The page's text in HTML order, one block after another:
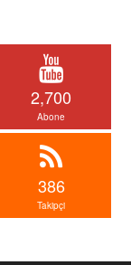
2,700
Abone
386
Takipçi